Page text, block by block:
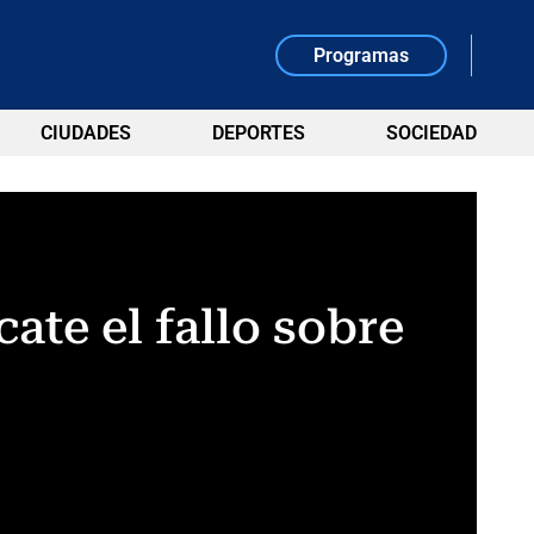
Programas
CIUDADES DEPORTES SOCIEDAD
el fallo sobre